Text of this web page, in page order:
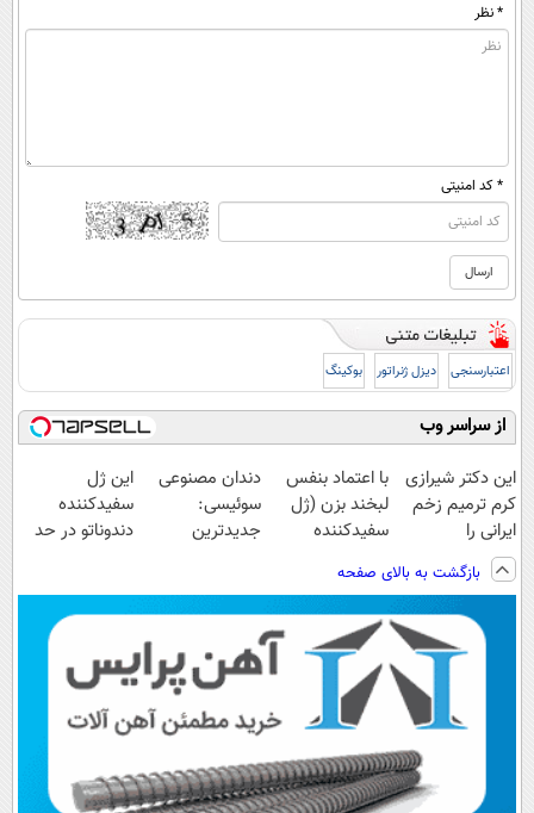
* نظر
* کد امنیتی
اعتبارسنجی دیزل ژنراتور بوکینگ
از سراسر وب
این دکتر شیرازی
کرم ترمیم زخم
ایرانی را
ساخت!!!
با اعتماد بنفس
لبخند بزن (ژل
سفیدکننده
دندان مصنوعی
سوئیسی:
جدیدترین
پرداخت قسطی
این ژل
سفیدکننده
دندوناتو در حد
بازگشت به بالای صفحه